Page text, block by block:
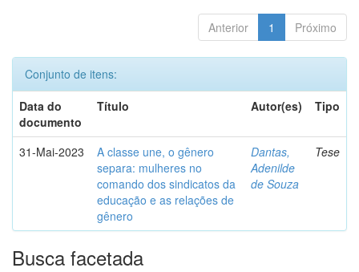
Anterior 1 Próximo
Conjunto de itens:
Data do
documento
Título Autor(es) Tipo
31-Mai-2023
A classe une, o gênero
separa: mulheres no
comando dos sindicatos da
educação e as relações de
gênero
Dantas,
Adenilde
de Souza
Tese
Busca facetada